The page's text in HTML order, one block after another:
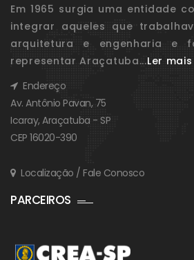
Em 1965 surgia uma entidade
integrar aqueles que
arquitetura e engenharia e
representar Araçatuba...Ler mais
Endereço
Av. Antônio Pavan, 75
Icaray, Araçatuba - SP
CEP 16020-390
Localização / Fale Conosco
PARCEIROS